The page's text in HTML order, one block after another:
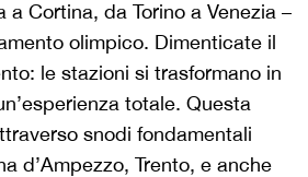
a Cortina, da Torino a Venezia –
olimpico. Dimenticate il
le stazioni si trasformano in
totale. Questa
snodi fondamentali
d’Ampezzo, Trento, e anche